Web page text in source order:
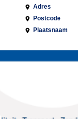
Adres
Postcode
Plaatsnaam